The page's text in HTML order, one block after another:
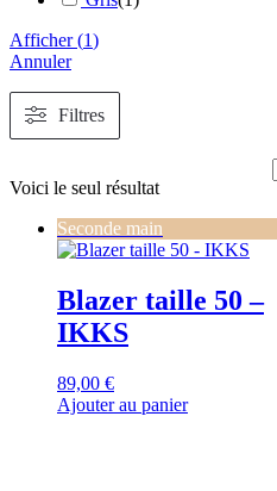
Afficher(1)
Annuler
Filtres
Voici le seul résultat
Seconde main
Blazer taille 50 –
IKKS
89,00 €
Ajouter au panier